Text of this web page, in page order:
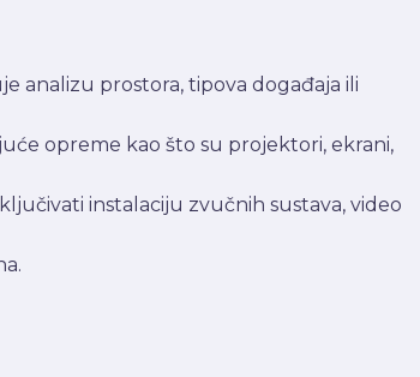
analizu prostora, tipova događaja ili
opreme kao što su projektori, ekrani,
instalaciju zvučnih sustava, video